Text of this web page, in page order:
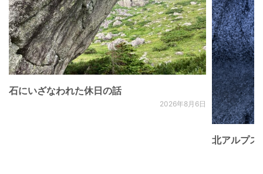
石にいざなわれた休日の話
2026年8月6日
北アルプ